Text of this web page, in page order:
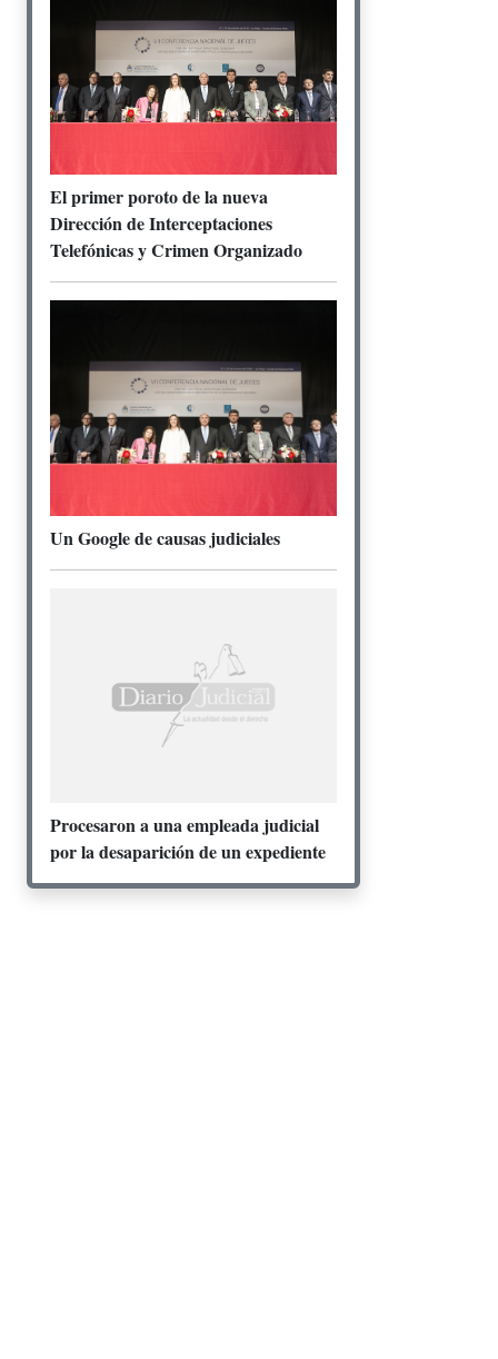
El primer poroto de la nueva
Dirección de Interceptaciones
Telefónicas y Crimen Organizado
Un Google de causas judiciales
Procesaron a una empleada judicial
por la desaparición de un expediente